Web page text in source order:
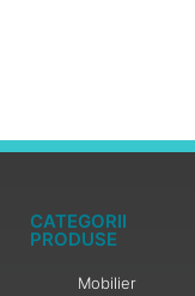
CATEGORII
PRODUSE
Mobilier